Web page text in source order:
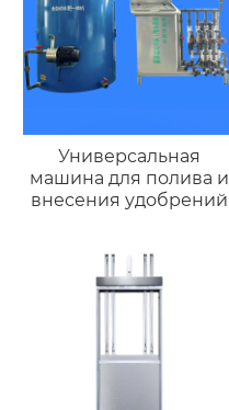
Универсальная
машина для полива и
внесения удобрений